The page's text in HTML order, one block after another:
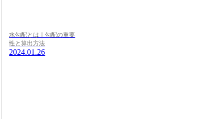
水勾配とは｜勾配の重要
性と算出方法
2024.01.26